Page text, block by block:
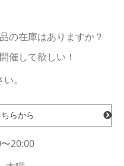
の在庫はありますか？
催して欲しい！
。
らから
20:00